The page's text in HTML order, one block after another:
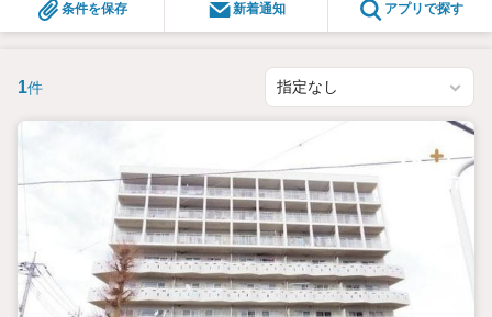
条件を保存 新着通知 アプリで探す
1件